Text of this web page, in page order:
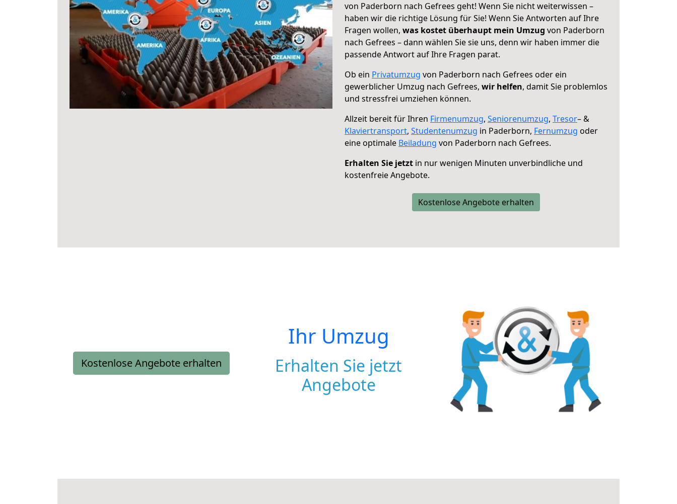
von Paderborn nach Gefrees geht! Wenn Sie nicht weiterwissen –
haben wir die richtige Lösung für Sie! Wenn Sie Antworten auf Ihre
Fragen wollen, was kostet überhaupt mein Umzug von Paderborn
nach Gefrees – dann wählen Sie sie uns, denn wir haben immer die
passende Antwort auf Ihre Fragen parat.
Ob ein Privatumzug von Paderborn nach Gefrees oder ein
gewerblicher Umzug nach Gefrees, wir helfen, damit Sie problemlos
und stressfrei umziehen können.
Allzeit bereit für Ihren Firmenumzug, Seniorenumzug, Tresor– &
Klaviertransport, Studentenumzug in Paderborn, Fernumzug oder
eine optimale Beiladung von Paderborn nach Gefrees.
Erhalten Sie jetzt in nur wenigen Minuten unverbindliche und
kostenfreie Angebote.
Kostenlose Angebote erhalten
Kostenlose Angebote erhalten
Ihr Umzug
Erhalten Sie jetzt
Angebote